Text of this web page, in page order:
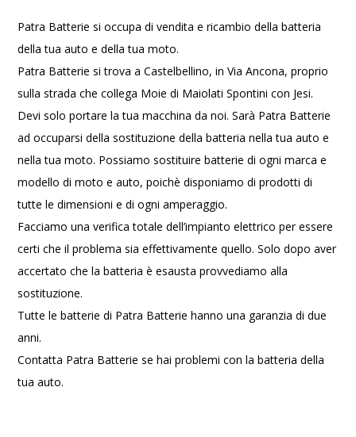
Patra Batterie si occupa di vendita e ricambio della batteria
della tua auto e della tua moto.
Patra Batterie si trova a Castelbellino, in Via Ancona, proprio
sulla strada che collega Moie di Maiolati Spontini con Jesi.
Devi solo portare la tua macchina da noi. Sarà Patra Batterie
ad occuparsi della sostituzione della batteria nella tua auto e
nella tua moto. Possiamo sostituire batterie di ogni marca e
modello di moto e auto, poichè disponiamo di prodotti di
tutte le dimensioni e di ogni amperaggio.
Facciamo una verifica totale dell’impianto elettrico per essere
certi che il problema sia effettivamente quello. Solo dopo aver
accertato che la batteria è esausta provvediamo alla
sostituzione.
Tutte le batterie di Patra Batterie hanno una garanzia di due
anni.
Contatta Patra Batterie se hai problemi con la batteria della
tua auto.